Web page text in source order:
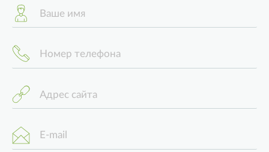
Ваше имя
Номер телефона
Адрес сайта
E-mail